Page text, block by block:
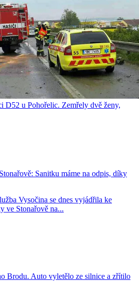
D52 u Pohořelic. Zemřely dvě ženy,
Sanitku máme na odpis, díky
Vysočina se dnes vyjádřila ke
ve Stonařově na...
Brodu. Auto vyletělo ze silnice a zřítilo